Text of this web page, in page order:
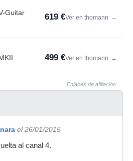
Guitar
619 €Ver en thomann →
499 €Ver en thomann →
Enlaces de afiliación
el 26/01/2015
al canal 4.